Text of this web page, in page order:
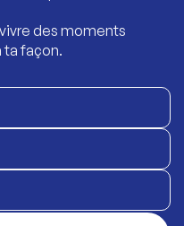
des moments
ta façon.